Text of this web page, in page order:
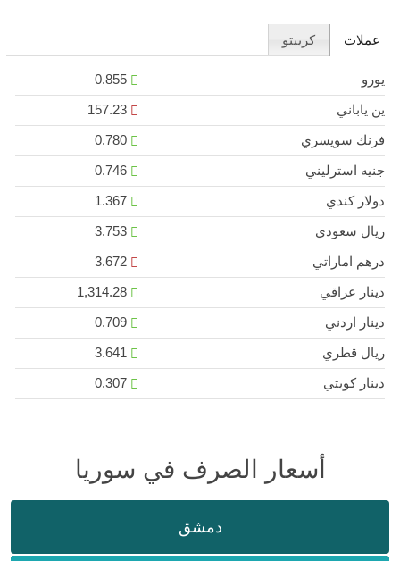
عملات كريبتو
يورو
0.855
ين ياباني
157.23
فرنك سويسري
0.780
جنيه استرليني
0.746
دولار كندي
1.367
ريال سعودي
3.753
درهم اماراتي
3.672
دينار عراقي
1,314.28
دينار اردني
0.709
ريال قطري
دينار كويتي
0.307
أسعار الصرف في سوريا
دمشق